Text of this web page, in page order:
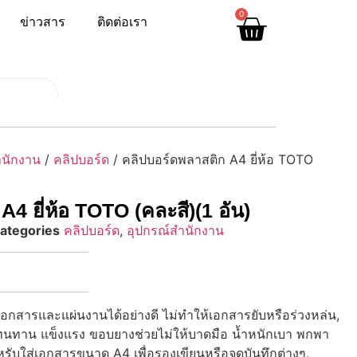
ข่าวสาร ติดต่อเรา
0
กงาน / คลิปบอร์ด / คลิปบอร์ดพลาสติก A4 ยี่ห้อ TOTO
ยี่ห้อ TOTO (คละสี)(1 อัน)
คลิปบอร์ด, อุปกรณ์สำนักงาน
สารและแผ่นงานได้อย่างดี ไม่ทำให้เอกสารยับหรือร่วงหล่น,
ทาน แข็งแรง ขอบยางช่วยไม่ให้บาดมือ น้ำหนักเบา พกพา
บใส่เอกสารขนาด A4 เพื่อรองเขียนหรือจดบันทึกต่างๆ,